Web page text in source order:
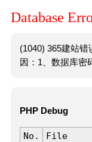
Database
(1040) 365建站
因：1、数据库密
PHP Debug
No. File